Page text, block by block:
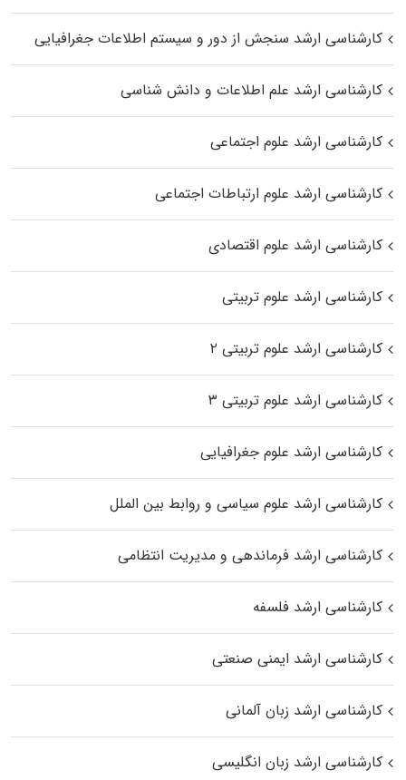
کارشناسی ارشد سنجش از دور و سیستم اطلاعات جغرافیایی
کارشناسی ارشد علم اطلاعات و دانش شناسی
کارشناسی ارشد علوم اجتماعی
کارشناسی ارشد علوم ارتباطات اجتماعی
کارشناسی ارشد علوم اقتصادی
کارشناسی ارشد علوم تربیتی
کارشناسی ارشد علوم تربیتی ۲
کارشناسی ارشد علوم تربیتی ۳
کارشناسی ارشد علوم جغرافیایی
کارشناسی ارشد علوم سیاسی و روابط بین الملل
کارشناسی ارشد فرماندهی و مدیریت انتظامی
کارشناسی ارشد فلسفه
کارشناسی ارشد ایمنی صنعتی
کارشناسی ارشد زبان آلمانی
کارشناسی ارشد زبان انگلیسی